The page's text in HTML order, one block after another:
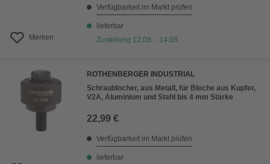
Merken
Verfügbarkeit im Markt prüfen
lieferbar
Zustellung 12.08. - 14.08.
ROTHENBERGER INDUSTRIAL
Schraublocher, aus Metall, für Bleche aus Kupfer,
V2A, Aluminium und Stahl bis 4 mm Stärke
22,99 €
Verfügbarkeit im Markt prüfen
lieferbar